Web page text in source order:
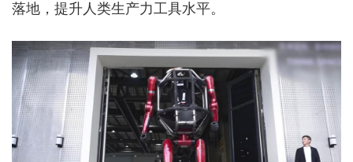
落地，提升人类生产力工具水平。